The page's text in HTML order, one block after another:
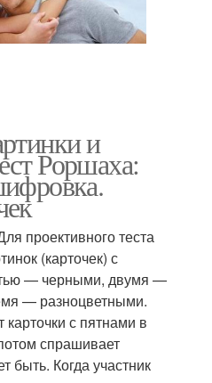
и
Роршаха:
проективного теста
(карточек) с
— черными, двумя —
— разноцветными.
с пятнами в
спрашивает
быть. Когда участник